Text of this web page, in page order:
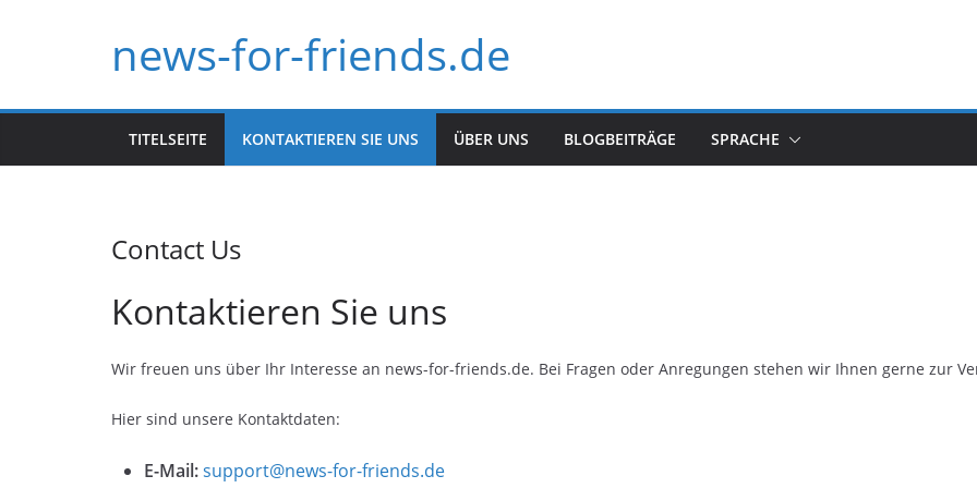
news-for-friends.de
TITELSEITE KONTAKTIEREN SIE UNS ÜBER UNS BLOGBEITRÄGE SPRACHE
Contact Us
Kontaktieren Sie uns
Wir freuen uns über Ihr Interesse an news-for-friends.de. Bei Fragen oder Anregungen stehen wir Ihnen gerne zur
Hier sind unsere Kontaktdaten:
E-Mail:support@news-for-friends.de